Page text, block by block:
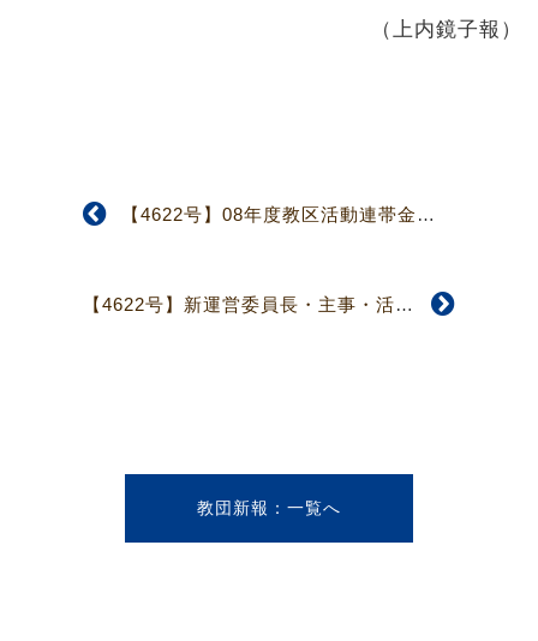
（上内鏡子報）
【4622号】08年度教区活動連帯金配分 連帯金配分の法的整備・機構的位置付けの検討を教団執行部に要望
【4622号】新運営委員長・主事・活動委員長選出 新体制整い運動強化を 部落解放センター
教団新報